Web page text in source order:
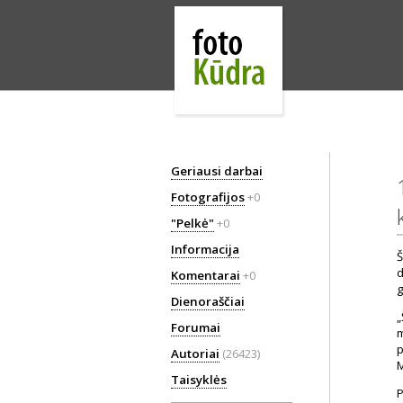
Geriausi darbai
Fotografijos+0
"Pelkė" +0
Informacija
Komentarai +0
Dienoraščiai
Forumai
Autoriai (26423)
Taisyklės